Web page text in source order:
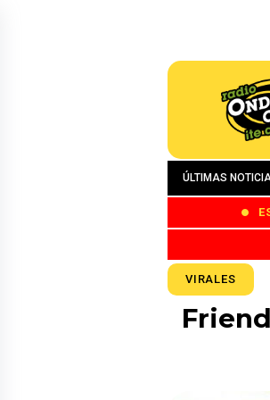
ÚLTIMAS
VIRALES